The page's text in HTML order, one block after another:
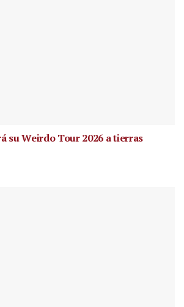
su Weirdo Tour 2026 a tierras